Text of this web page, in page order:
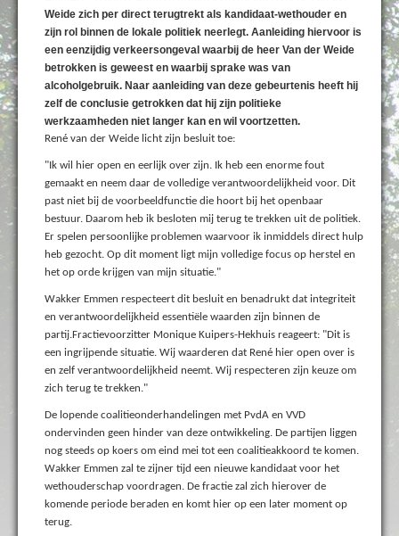
Weide zich per direct terugtrekt als kandidaat-wethouder en
zijn rol binnen de lokale politiek neerlegt. Aanleiding hiervoor is
een eenzijdig verkeersongeval waarbij de heer Van der Weide
betrokken is geweest en waarbij sprake was van
alcoholgebruik. Naar aanleiding van deze gebeurtenis heeft hij
zelf de conclusie getrokken dat hij zijn politieke
werkzaamheden niet langer kan en wil voortzetten.
René van der Weide licht zijn besluit toe:
"Ik wil hier open en eerlijk over zijn. Ik heb een enorme fout
gemaakt en neem daar de volledige verantwoordelijkheid voor. Dit
past niet bij de voorbeeldfunctie die hoort bij het openbaar
bestuur. Daarom heb ik besloten mij terug te trekken uit de politiek.
Er spelen persoonlijke problemen waarvoor ik inmiddels direct hulp
heb gezocht. Op dit moment ligt mijn volledige focus op herstel en
het op orde krijgen van mijn situatie."
Wakker Emmen respecteert dit besluit en benadrukt dat integriteit
en verantwoordelijkheid essentiële waarden zijn binnen de
partij.Fractievoorzitter Monique Kuipers-Hekhuis reageert: "Dit is
een ingrijpende situatie. Wij waarderen dat René hier open over is
en zelf verantwoordelijkheid neemt. Wij respecteren zijn keuze om
zich terug te trekken."
De lopende coalitieonderhandelingen met PvdA en VVD
ondervinden geen hinder van deze ontwikkeling. De partijen liggen
nog steeds op koers om eind mei tot een coalitieakkoord te komen.
Wakker Emmen zal te zijner tijd een nieuwe kandidaat voor het
wethouderschap voordragen. De fractie zal zich hierover de
komende periode beraden en komt hier op een later moment op
terug.